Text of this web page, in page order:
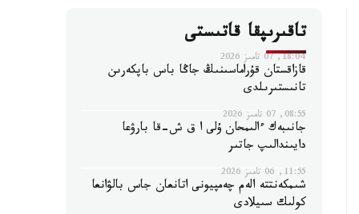
تاقىرىپقا قاتىستى
18:04, 07 تامىز 2026
قازاقستان قۇراماسىنىڭ جاڭا باس باپكەرىن
تانىستىرىلدى
08:55, 07 تامىز 2026
جانىبەك ءالىمحان ۇلى ا ق ش-قا بارۋعا
دايىندالىپ جاتىر
11:55, 06 تامىز 2026
شىمكەنتتە الەم چەمپيونى اتانعان جاس بالۋانعا
كولىك سىيلادى